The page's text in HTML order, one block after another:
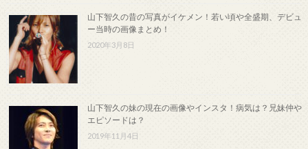
山下智久の昔の写真がイケメン！若い頃や全盛期、デビュ
ー当時の画像まとめ！
2020年3月8日
山下智久の妹の現在の画像やインスタ！病気は？兄妹仲や
エピソードは？
2019年11月4日